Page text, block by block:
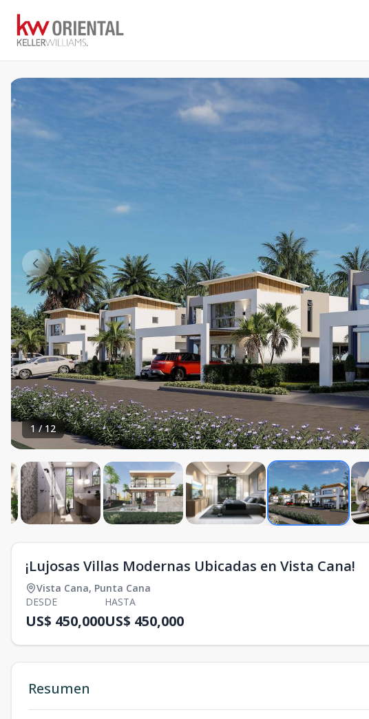
1/12
¡Lujosas Villas Modernas Ubicadas en Vista Cana!
Vista Cana, Punta Cana
DESDE
US$ 450,000
HASTA
US$ 450,000
Resumen